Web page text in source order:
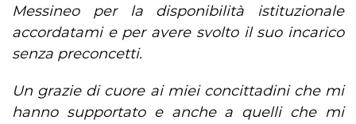
Messineo per la disponibilità istituzionale
accordatami e per avere svolto il suo incarico
senza preconcetti.
Un grazie di cuore ai miei concittadini che mi
hanno supportato e anche a quelli che mi